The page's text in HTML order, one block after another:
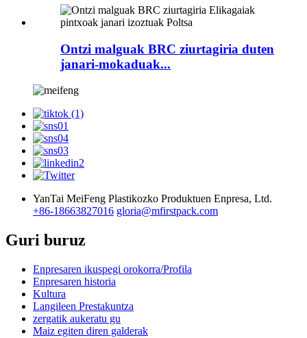
Ontzi malguak BRC ziurtagiria duten
janari-mokaduak...
YanTai MeiFeng Plastikozko Produktuen Enpresa, Ltd.
+86-18663827016 gloria@mfirstpack.com
Guri buruz
Enpresaren ikuspegi orokorra/Profila
Enpresaren historia
Kultura
Langileen Prestakuntza
zergatik aukeratu gu
Maiz egiten diren galderak